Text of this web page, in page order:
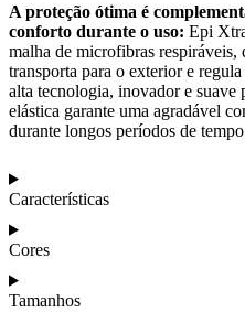
A proteção ótima é
conforto durante o uso: Epi
malha de microfibras respiráveis,
transporta para o exterior e
alta tecnologia, inovador e suave
elástica garante uma agradável
durante longos períodos de
Características
Cores
Tamanhos